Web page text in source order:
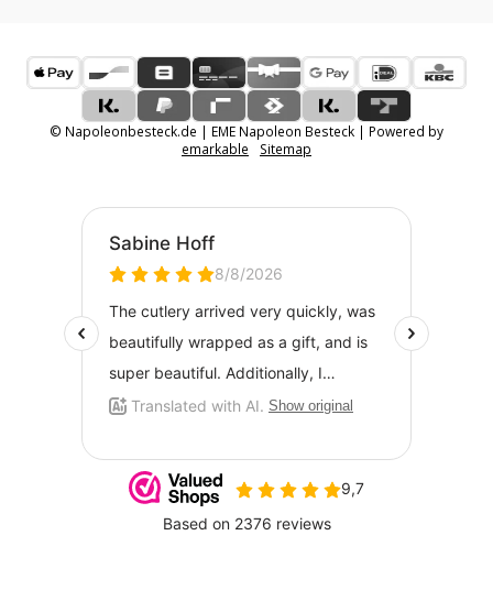
© Napoleonbesteck.de | EME Napoleon Besteck | Powered by
emarkable
Sitemap